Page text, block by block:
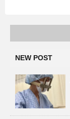
NEW POST